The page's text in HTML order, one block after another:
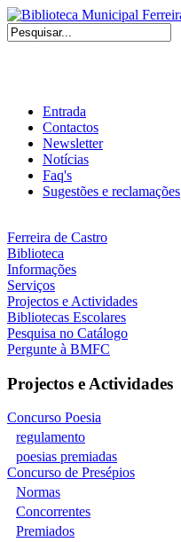
Entrada
Contactos
Newsletter
Notícias
Faq's
Sugestões e reclamações
Ferreira de Castro
Biblioteca
Informações
Serviços
Projectos e Actividades
Bibliotecas Escolares
Pesquisa no Catálogo
Pergunte à BMFC
Projectos e Actividades
Concurso Poesia
regulamento
poesias premiadas
Concurso de Presépios
Normas
Concorrentes
Premiados